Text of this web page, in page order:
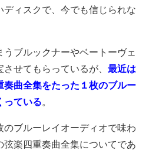
ディスクで、今でも信じられな
うブルックナーやベートーヴェ
せてもらっているが、 最近は
奏曲全集をたった１枚のブルー
っている。
のブルーレイオーディオで味わ
弦楽四重奏曲全集についてであ